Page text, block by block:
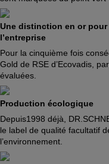
Une distinction en or
l’entreprise
Pour la cinquième fois
Gold de RSE d’Ecovadis,
évaluées.
Production écologique
Depuis1998 déjà,
le label de qualité facultatif
l’environnement.